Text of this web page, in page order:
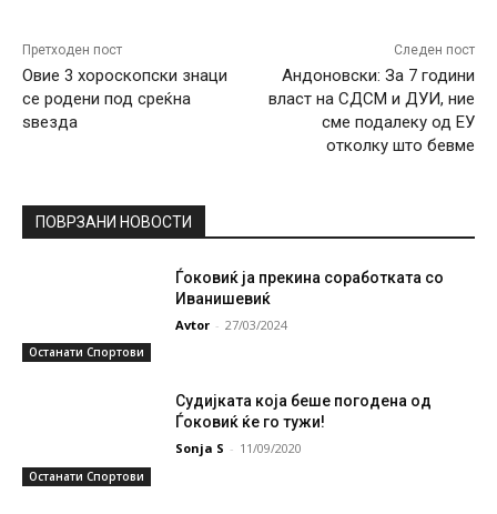
Претходен пост
Овие 3 хороскопски знаци
се родени под среќна
ѕвезда
Следен пост
Андоновски: За 7 години
власт на СДСМ и ДУИ, ние
сме подалеку од ЕУ
отколку што бевме
ПОВРЗАНИ НОВОСТИ
Останати Спортови
Ѓоковиќ ја прекина соработката со
Иванишевиќ
Avtor - 27/03/2024
Останати Спортови
Судијката која беше погодена од
Ѓоковиќ ќе го тужи!
Sonja S - 11/09/2020